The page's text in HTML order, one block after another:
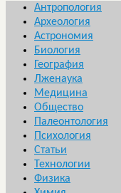
Антропология
Археология
Астрономия
Биология
География
Лженаука
Медицина
Общество
Палеонтология
Психология
Статьи
Технологии
Физика